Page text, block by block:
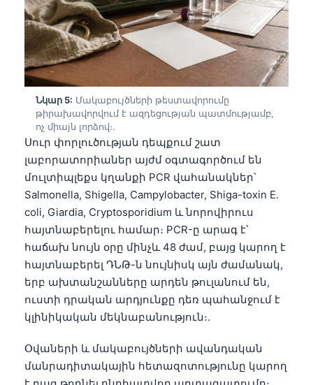
Նկար 5: Մակաբույծների թեստավորումը
թիրախավորվում է ազդեցության պատմությամբ,
ոչ միայն լորձով։.
Սուր փորլուծության դեպքում շատ
լաբորատորիաներ այժմ օգտագործում են
մուլտիպլեքս կղանքի PCR վահանակներ՝
Salmonella, Shigella, Campylobacter, Shiga-toxin E.
coli, Giardia, Cryptosporidium և նորովիրուս
հայտնաբերելու համար։ PCR-ը արագ է՝
հաճախ նույն օրը մինչև 48 ժամ, բայց կարող է
հայտնաբերել ԴՆԹ-ն նույնիսկ այն ժամանակ,
երբ ախտանշանները արդեն թուլանում են,
ուստի դրական արդյունքը դեռ պահանջում է
կլինիկական մեկնաբանություն։.
Օվաների և մակաբույծների ավանդական
մանրադիտակային հետազոտությունը կարող
Русский
Lietuvių kalba
한국어
Slovenščina
Magyar
Shqip
বাংলা
اردو
తెలుగు
தமிழ்
ગુજરાતી
മലയാളം
Bahasa Melayu
Tiếng Việt